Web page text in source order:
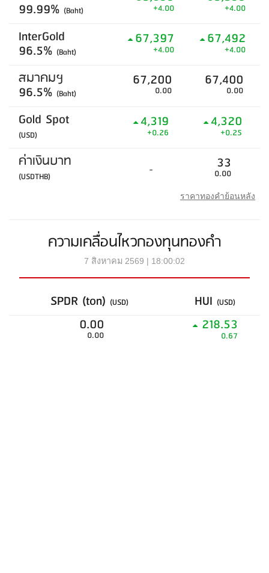
99.99% (Baht) +4.00 +4.00
InterGold
96.5% (Baht)
67,397
+4.00
67,492
+4.00
สมาคมฯ
96.5% (Baht)
67,200
0.00
67,400
0.00
Gold Spot
(USD)
4,319
+0.26
4,320
+0.25
ค่าเงินบาท
(USDTHB) - 33
0.00
ราคาทองคำย้อนหลัง
ความเคลื่อนไหวกองทุนทองคำ
7 สิงหาคม 2569 | 18:00:02
SPDR (ton) (USD) HUI (USD)
0.00
0.00
218.53
0.67